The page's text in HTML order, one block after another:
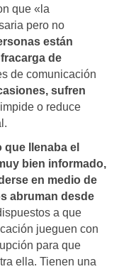
que «la
pero no
están
de
de comunicación
sufren
o reduce
llenaba el
bien informado,
en medio de
abruman desde
a que
jueguen con
para que
ella. Tienen una